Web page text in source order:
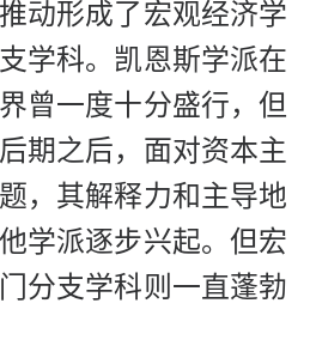
动形成了宏观经济学
学科。凯恩斯学派在
曾一度十分盛行，但
期之后，面对资本主
，其解释力和主导地
学派逐步兴起。但宏
分支学科则一直蓬勃